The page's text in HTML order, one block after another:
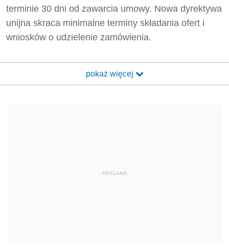
terminie 30 dni od zawarcia umowy. Nowa dyrektywa
unijna skraca minimalne terminy składania ofert i
wniosków o udzielenie zamówienia.
pokaż więcej
REKLAMA